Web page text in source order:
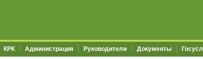
КРК Администрация Руководители Документы